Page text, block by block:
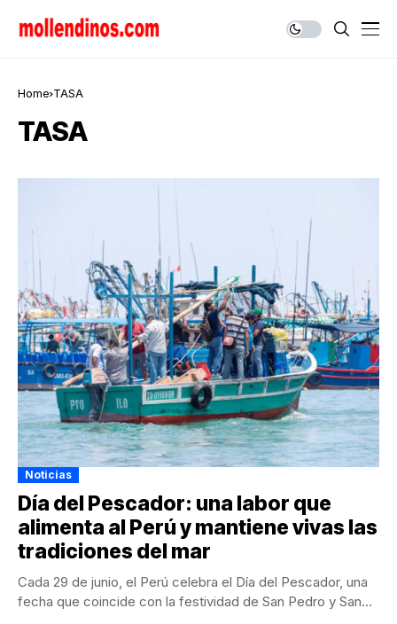
Home TASA
TASA
Noticias
Día del Pescador: una labor que
alimenta al Perú y mantiene vivas las
tradiciones del mar
Cada 29 de junio, el Perú celebra el Día del Pescador, una
fecha que coincide con la festividad de San Pedro y San...